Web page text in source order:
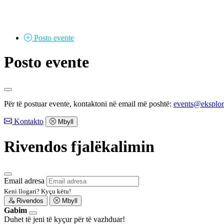
Posto evente
Posto evente
Për të postuar evente, kontaktoni në email më poshtë:
Kontakto Mbyll
Rivendos fjalëkalimin
Email adresa
Keni llogari? Kyçu këtu!
Rivendos
Mbyll
Gabim
Duhet të jeni të kyçur për të vazhduar!